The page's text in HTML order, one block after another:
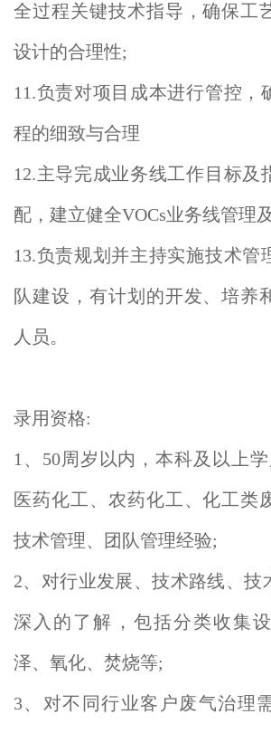
全过程关键技术指导，确保工
设计的合理性;
11.负责对项目成本进行管控，
程的细致与合理
12.主导完成业务线工作目标及
配，建立健全VOCs业务线管理
13.负责规划并主持实施技术管
队建设，有计划的开发、培养
人员。
录用资格:
1、50周岁以内，本科及以上
医药化工、农药化工、化工类
技术管理、团队管理经验;
2、对行业发展、技术路线、技
深入的了解，包括分类收集
泽、氧化、焚烧等;
3、对不同行业客户废气治理